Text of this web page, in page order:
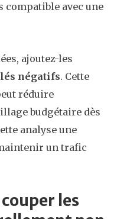
compatible avec une
ajoutez-les
négatifs. Cette
réduire
budgétaire dès
analyse une
un trafic
les